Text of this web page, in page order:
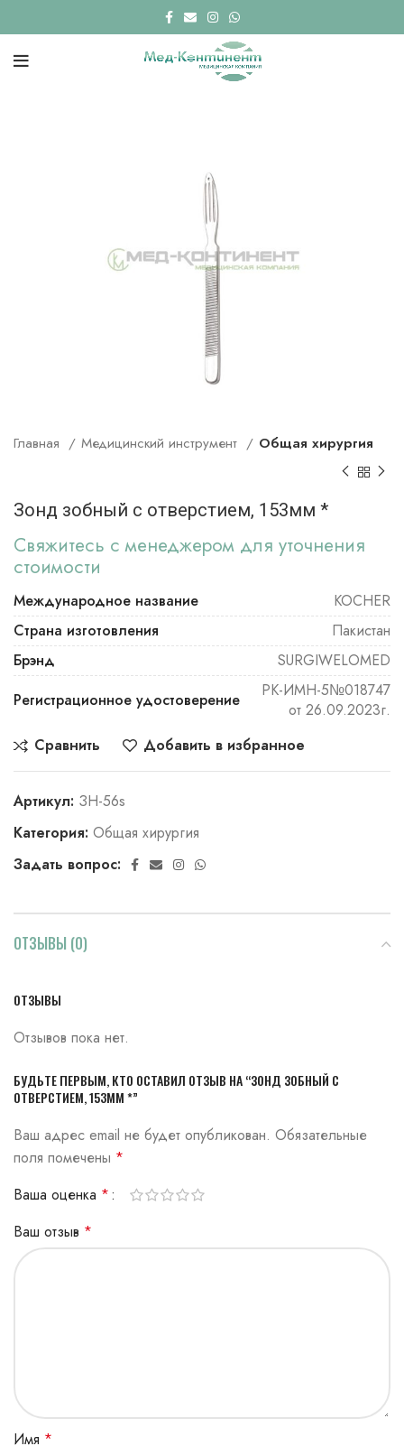
Главная Медицинский инструмент Общая хирургия
Зонд зобный с отверстием, 153мм *
Свяжитесь с менеджером для уточнения
стоимости
Международное название
KOCHER
Страна изготовления
Пакистан
Брэнд
SURGIWELOMED
Регистрационное удостоверение
РК-ИМН-5№018747
от 26.09.2023г.
Сравнить
Добавить в избранное
Артикул: ЗН-56s
Категория: Общая хирургия
Задать вопрос:
ОТЗЫВЫ (0)
ОТЗЫВЫ
Отзывов пока нет.
БУДЬТЕ ПЕРВЫМ, КТО ОСТАВИЛ ОТЗЫВ НА “ЗОНД ЗОБНЫЙ С
ОТВЕРСТИЕМ, 153ММ *”
Ваш адрес email не будет опубликован. Обязательные
поля помечены *
Ваша оценка *
Ваш отзыв *
Имя *